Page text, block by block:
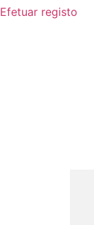
Efetuar registo